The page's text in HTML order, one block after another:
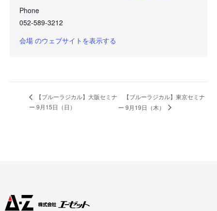
Phone
052-589-3212
会場 のウェブサイトを表示する
【ブルーラジカル】大阪セミナ
ー 9月15日（日）
【ブルーラジカル】東京セミナ
ー 9月19日（木）